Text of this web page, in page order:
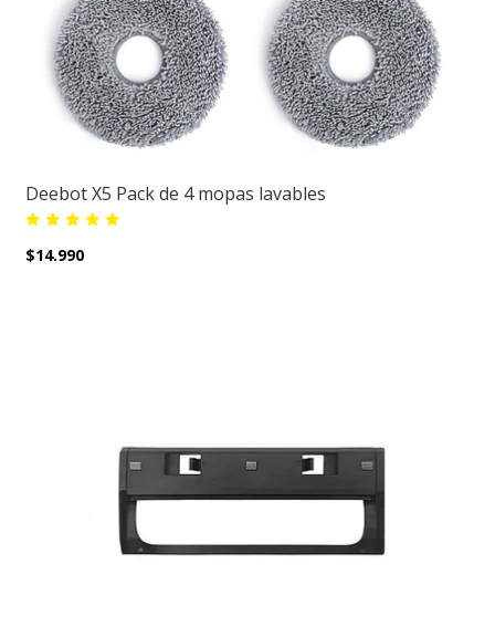
Deebot X5 Pack de 4 mopas lavables
$14.990